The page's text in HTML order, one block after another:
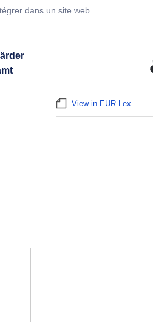
dans un site web
View in EUR-Lex